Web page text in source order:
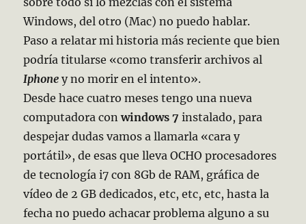
Windows, del otro (Mac) no puedo hablar.
Paso a relatar mi historia más reciente que bien
podría titularse «como transferir archivos al
Iphone y no morir en el intento».
Desde hace cuatro meses tengo una nueva
computadora conwindows 7 instalado, para
despejar dudas vamos a llamarla «cara y
portátil», de esas que lleva OCHO procesadores
de tecnología i7 con 8Gb de RAM, gráfica de
vídeo de 2 GB dedicados, etc, etc, etc, hasta la
fecha no puedo achacar problema alguno a su